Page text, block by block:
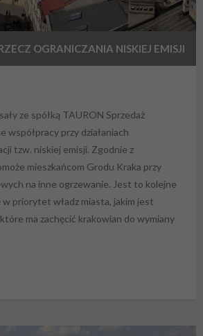
OGRANICZANIA NISKIEJ EMISJI
ze spółką TAURON Sprzedaż
współpracy przy działaniach
tzw. niskiej emisji. Zgodnie z
mieszkańcom Grodu Kraka przy
na inne ogrzewanie. Jest to kolejne
w priorytet władz miasta, jakim jest
ma zachęcić krakowian do wymiany